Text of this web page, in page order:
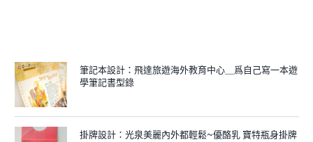
筆記本設計：飛達旅遊海外教育中心＿爲自己寫一本遊
學筆記書型錄
掛牌設計：光泉美麗內外都輕鬆~優酪乳 寶特瓶身掛牌